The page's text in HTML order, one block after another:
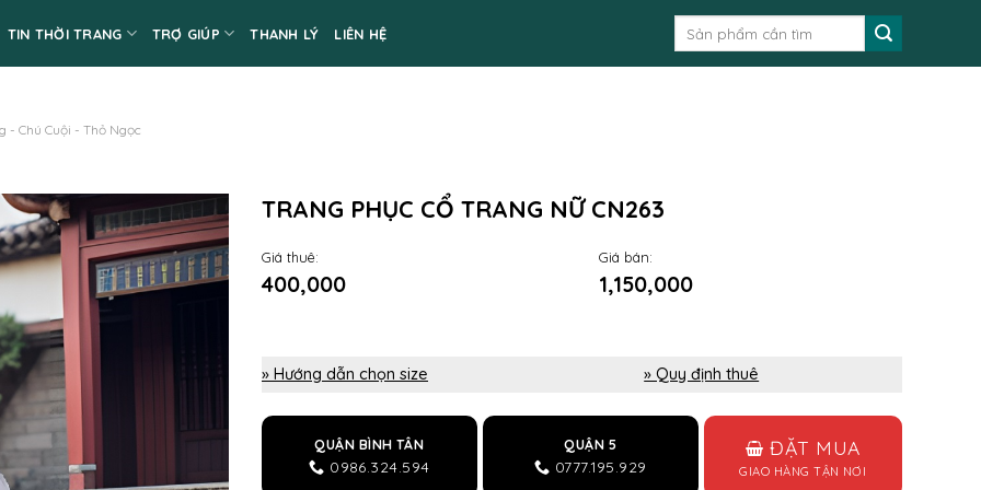
TIN THỜI TRANG TRỢ GIÚP THANH LÝ LIÊN HỆ
- Chú Cuội - Thỏ Ngọc
TRANG PHỤC CỔ TRANG NỮ CN263
Giá thuê:
400,000
Giá bán:
1,150,000
» Hướng dẫn chọn size » Quy định thuê
QUẬN BÌNH TÂN
0986.324.594
QUẬN 5
0777.195.929
ĐẶT MUA
GIAO HÀNG TẬN NƠI